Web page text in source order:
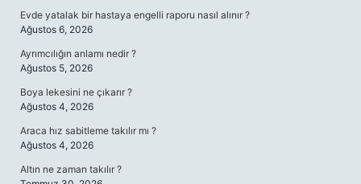
Evde yatalak bir hastaya engelli raporu nasıl alınır ?
Ağustos 6, 2026
Ayrımcılığın anlamı nedir ?
Ağustos 5, 2026
Boya lekesini ne çıkarır ?
Ağustos 4, 2026
Araca hız sabitleme takılır mı ?
Ağustos 4, 2026
Altın ne zaman takılır ?